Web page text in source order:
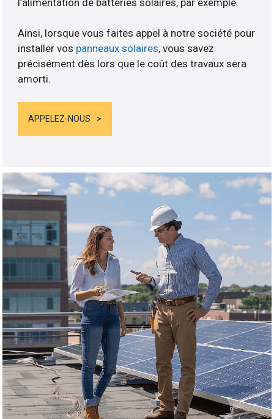
Ainsi, lorsque vous faites appel à notre société pour
installer vos panneaux solaires, vous savez
précisément dès lors que le coût des travaux sera
amorti.
APPELEZ-NOUS